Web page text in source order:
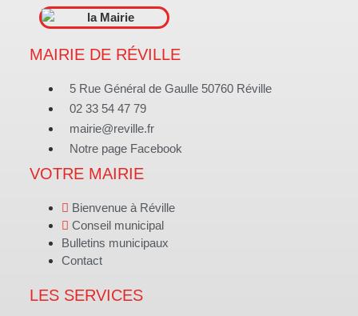
MAIRIE DE RÉVILLE
5 Rue Général de Gaulle 50760 Réville
02 33 54 47 79
mairie@reville.fr
Notre page Facebook
VOTRE MAIRIE
Bienvenue à Réville
Conseil municipal
Bulletins municipaux
Contact
LES SERVICES